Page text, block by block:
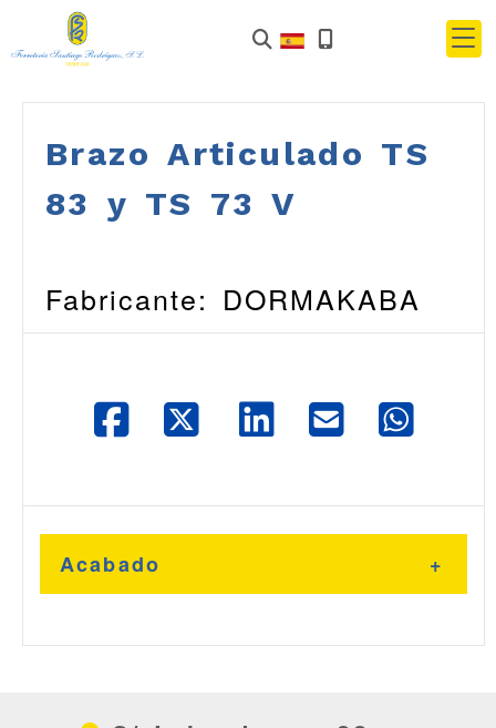
Brazo Articulado TS
83 y TS 73 V
Fabricante: DORMAKABA
Acabado